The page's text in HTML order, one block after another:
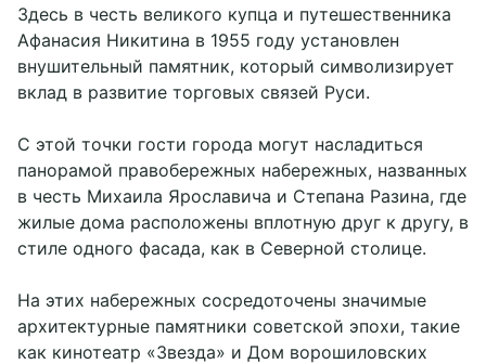
Здесь в честь великого купца и путешественника
Афанасия Никитина в 1955 году установлен
внушительный памятник, который символизирует
вклад в развитие торговых связей Руси.
С этой точки гости города могут насладиться
панорамой правобережных набережных, названных
в честь Михаила Ярославича и Степана Разина, где
жилые дома расположены вплотную друг к другу, в
стиле одного фасада, как в Северной столице.
На этих набережных сосредоточены значимые
архитектурные памятники советской эпохи, такие
как кинотеатр «Звезда» и Дом ворошиловских